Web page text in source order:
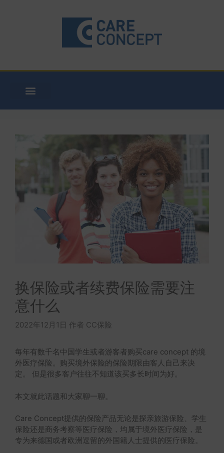
换保险或者续费保险需要注
意什么
2022年12月1日 作者 CC保险
每年有数千名中国学生或者游客者购买care concept 的境
外医疗保险。购买境外保险的保险期限由客人自己来决
定。 但是很多客户往往不知道该买多长时间为好。
本文就此话题和大家聊一聊。
Care Concept提供的保险产品无论是探亲旅游保险、学生
保险还是商务考察等医疗保险，均属于境外医疗保险，是
专为来德国或者欧洲逗留的外国籍人士提供的医疗保险。